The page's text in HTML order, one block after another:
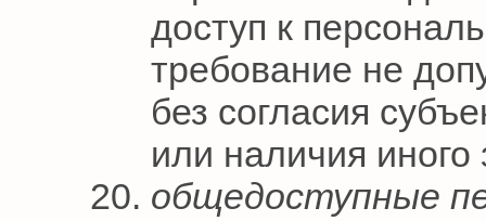
доступ к
требование не
без согласия
или наличия иного
общедоступные